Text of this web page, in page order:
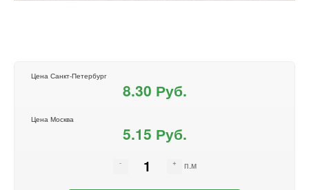
Цена Санкт-Петербург
8.30 Руб.
Цена Москва
5.15 Руб.
п.м